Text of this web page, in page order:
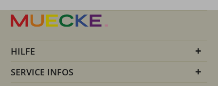
HILFE
SERVICE INFOS